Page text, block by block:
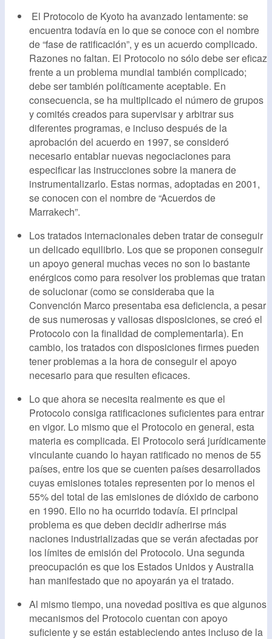
El Protocolo de Kyoto ha avanzado lentamente: se
encuentra todavía en lo que se conoce con el nombre
de “fase de ratificación”, y es un acuerdo complicado.
Razones no faltan. El Protocolo no sólo debe ser eficaz
frente a un problema mundial también complicado;
debe ser también políticamente aceptable. En
consecuencia, se ha multiplicado el número de grupos
y comités creados para supervisar y arbitrar sus
diferentes programas, e incluso después de la
aprobación del acuerdo en 1997, se consideró
necesario entablar nuevas negociaciones para
especificar las instrucciones sobre la manera de
instrumentalizarlo. Estas normas, adoptadas en 2001,
se conocen con el nombre de “Acuerdos de
Marrakech”.
Los tratados internacionales deben tratar de conseguir
un delicado equilibrio. Los que se proponen conseguir
un apoyo general muchas veces no son lo bastante
enérgicos como para resolver los problemas que tratan
de solucionar (como se consideraba que la
Convención Marco presentaba esa deficiencia, a pesar
de sus numerosas y valiosas disposiciones, se creó el
Protocolo con la finalidad de complementarla). En
cambio, los tratados con disposiciones firmes pueden
tener problemas a la hora de conseguir el apoyo
necesario para que resulten eficaces.
Lo que ahora se necesita realmente es que el
Protocolo consiga ratificaciones suficientes para entrar
en vigor. Lo mismo que el Protocolo en general, esta
materia es complicada. El Protocolo será jurídicamente
vinculante cuando lo hayan ratificado no menos de 55
países, entre los que se cuenten países desarrollados
cuyas emisiones totales representen por lo menos el
55% del total de las emisiones de dióxido de carbono
en 1990. Ello no ha ocurrido todavía. El principal
problema es que deben decidir adherirse más
naciones industrializadas que se verán afectadas por
los límites de emisión del Protocolo. Una segunda
preocupación es que los Estados Unidos y Australia
han manifestado que no apoyarán ya el tratado.
Al mismo tiempo, una novedad positiva es que algunos
mecanismos del Protocolo cuentan con apoyo
suficiente y se están estableciendo antes incluso de la